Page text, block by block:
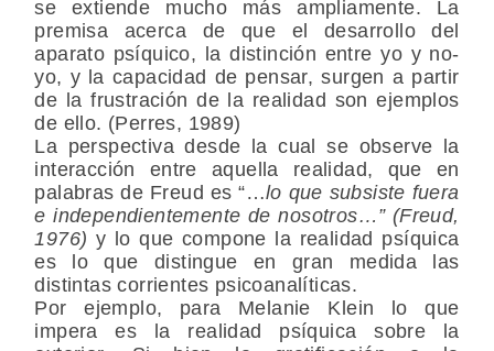
se extiende mucho más ampliamente. La
premisa acerca de que el desarrollo del
aparato psíquico, la distinción entre yo y no-
yo, y la capacidad de pensar, surgen a partir
de la frustración de la realidad son ejemplos
de ello. (Perres, 1989)
La perspectiva desde la cual se observe la
interacción entre aquella realidad, que en
palabras de Freud es “…lo que subsiste fuera
e independientemente de nosotros…” (Freud,
1976) y lo que compone la realidad psíquica
es lo que distingue en gran medida las
distintas corrientes psicoanalíticas.
Por ejemplo, para Melanie Klein lo que
impera es la realidad psíquica sobre la